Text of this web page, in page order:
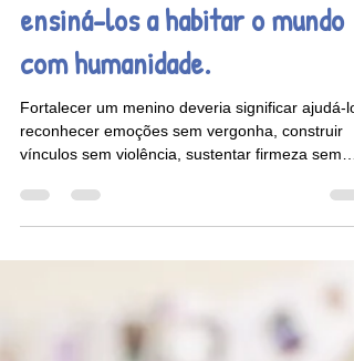
Educar meninos não é
endurecê-los para o mundo. É
ensiná-los a habitar o mundo
com humanidade.
vínculos sem violência, sustentar firmeza sem
parecer invulnerável, mas em conseguir
permanecer inteiro diante do mundo.